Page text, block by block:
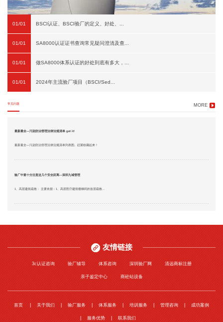
01/01 BSCI认证、BSCI验厂的定义、好处、...
01/01 SA8000认证证书查询常见疑问澄清及查...
01/01 做SA8000体系认证的好处到底有多大，...
01/01 2024年主流验厂项目（BSCI/Sed...
常见问题 MORE
最新最全—污染防治管理法律法规清单 get it!
最新最全—污染防治管理法律法规清单列表图。赶紧收藏起来！
验厂中要十分注意这几个安全距离—深圳九域管理
1、高层建筑疏散： 主要依据：1、高层医疗建筑楼梯间的首层疏散...
友情链接
3c认证咨询 验厂辅导 体系咨询 深圳验厂网 清远商标注册
亲子鉴定中心 商砼站设备
首页 关于我们 验厂服务 体系服务 培训服务 管理咨询 成功案例
服务优势 联系我们